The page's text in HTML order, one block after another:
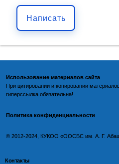
Написать
Использование материалов сайта
При цитировании и копировании
гиперссылка обязательна!
Политика конфиденциальности
©️ 2012-2024, КУКОО «ООСБС им. А. Г.
Контакты